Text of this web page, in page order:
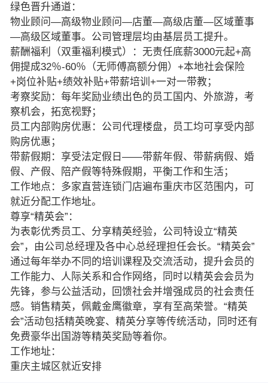
绿色晋升通道：
物业顾问—高级物业顾问—店董—高级店董—区域董事
—高级区域董事。公司管理层均由基层员工提升。
薪酬福利（双重福利模式）：无责任底薪3000元起+高
佣提成32％-60％（无师傅高额分佣）+本地社会保险
+岗位补贴+绩效补贴+带薪培训+一对一带教；
考察奖励：每年奖励业绩出色的员工国内、外旅游，考
察机会，拓宽视野；
员工内部购房优惠：公司代理楼盘，员工均可享受内部
购房优惠；
带薪假期：享受法定假日——带薪年假、带薪病假、婚
假、产假、陪产假等特殊假期，平衡工作和生活；
工作地点：多家直营连锁门店遍布重庆市区范围内，可
就近分配工作地址。
尊享“精英会”：
为表彰优秀员工、分享精英经验，公司特设立“精英
会”，由公司总经理及各中心总经理担任会长。“精英会”
通过每年举办不同的培训课程及交流活动，提升会员的
工作能力、人际关系和合作网络，同时以精英会会员为
先锋，参与公益活动，回馈社会并增强成员的社会责任
感。销售精英，佩戴金鹰徽章，享有至高荣誉。“精英
会”活动包括精英晚宴、精英分享等传统活动，同时还有
免费豪华出国游等精英奖励等着你。
工作地址：
重庆主城区就近安排